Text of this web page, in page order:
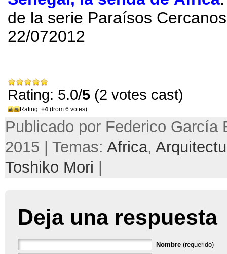
de la serie Paraísos
22/072012
Rating: 5.0/5 (2 votes cast)
Rating: +4 (from 6 votes)
Publicado por Federico García
2015 | Temas: Africa,
Toshiko Mori
Deja una respuesta
Nombre (requerido)